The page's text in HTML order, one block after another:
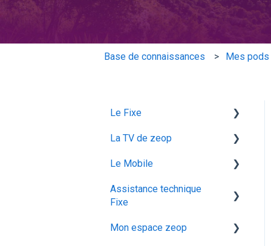
Base de connaissances Mes pods
Le Fixe
Facturation
Les services
Gestion email
La TV de zeop
Les bouquets chaines en
Plateforme streaming -
Le Mobile
configuration ios
Assistance technique
Fixe
recuperation achat vod est
Mon espace zeop